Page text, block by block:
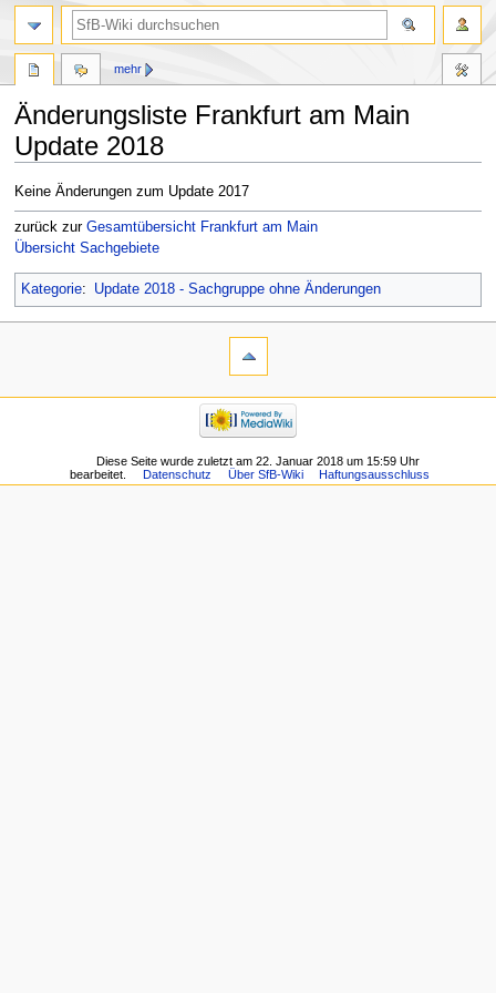
Änderungsliste Frankfurt am Main
Update 2018
Zur
Navigation
springen
Zur
Suche
springen
Keine Änderungen zum Update 2017
zurück zur Gesamtübersicht Frankfurt am Main
Übersicht Sachgebiete
Kategorie: Update 2018 - Sachgruppe ohne Änderungen
mehr
Diese Seite wurde zuletzt am 22. Januar 2018 um 15:59 Uhr
bearbeitet.
Datenschutz Über SfB-Wiki Haftungsausschluss